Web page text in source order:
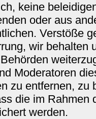
keine
oder aus
Verstöße
wir behalten
Moderatoren
zu entfernen, zu
die im Rahmen
werden.